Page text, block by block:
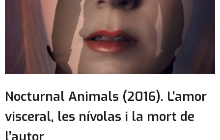
Nocturnal Animals (2016). L’amor
visceral, les nívolas i la mort de